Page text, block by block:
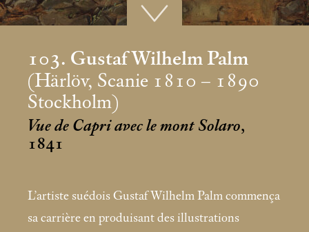
103. Gustaf Wilhelm Palm
(Härlöv, Scanie 1810 – 1890
Stockholm)
Vue de Capri avec le mont Solaro,
1841
L’artiste suédois Gustaf Wilhelm Palm commença
sa carrière en produisant des illustrations